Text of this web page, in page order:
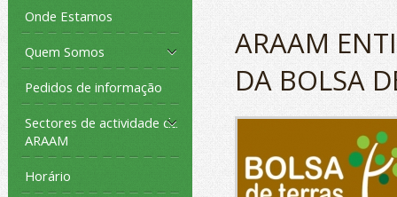
Onde Estamos
Quem Somos
Pedidos de informação
Sectores de actividade da
ARAAM
Horário
ARAAM
DA BOLSA